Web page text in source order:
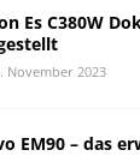
Es C380W
November 2023
EM90 – das